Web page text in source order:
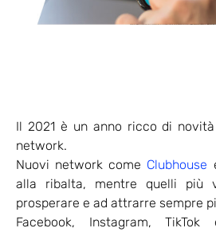
Il 2021 è un anno ricco di
network.
Nuovi network come Clubhouse
alla ribalta, mentre quelli più
prosperare e ad attrarre sempre
Facebook, Instagram,